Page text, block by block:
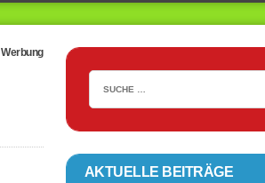
Werbung
AKTUELLE BEITRÄGE